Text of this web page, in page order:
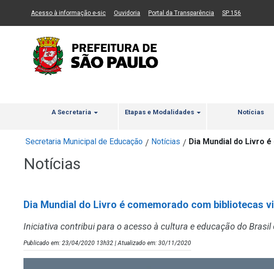
Ir ao Conteúdo Ir para menu principal 2 Ir para busca Ir para rodapé
Acesso à informação e-sic(Link para um novo sítio)
Ouvidoria (Link para um novo sítio)
Portal da Transparência (Link para um novo
SP 156
A Secretaria Etapas e Modalidades Notícias
Secretaria Municipal de Educação / Notícias / Dia Mundial do Livro
Notícias
Dia Mundial do Livro é comemorado com bibliotecas
Iniciativa contribui para o acesso à cultura e educação do Brasil
Publicado em: 23/04/2020 13h32 | Atualizado em: 30/11/2020